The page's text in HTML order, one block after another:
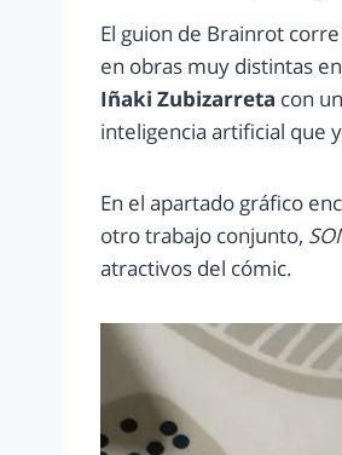
El guion de Brainrot
en obras muy distintas
Iñaki Zubizarreta con
inteligencia artificial que
En el apartado gráfico
otro trabajo conjunto,
atractivos del cómic.